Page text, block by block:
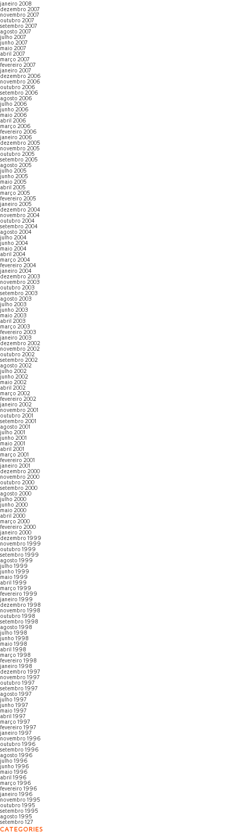
janeiro 2008
dezembro 2007
novembro 2007
outubro 2007
setembro 2007
agosto 2007
julho 2007
junho 2007
maio 2007
abril 2007
março 2007
fevereiro 2007
janeiro 2007
dezembro 2006
novembro 2006
outubro 2006
setembro 2006
agosto 2006
julho 2006
junho 2006
maio 2006
abril 2006
março 2006
fevereiro 2006
janeiro 2006
dezembro 2005
novembro 2005
outubro 2005
setembro 2005
agosto 2005
julho 2005
junho 2005
maio 2005
abril 2005
março 2005
fevereiro 2005
janeiro 2005
dezembro 2004
novembro 2004
outubro 2004
setembro 2004
agosto 2004
julho 2004
junho 2004
maio 2004
abril 2004
março 2004
fevereiro 2004
janeiro 2004
dezembro 2003
novembro 2003
outubro 2003
setembro 2003
agosto 2003
julho 2003
junho 2003
maio 2003
abril 2003
março 2003
fevereiro 2003
janeiro 2003
dezembro 2002
novembro 2002
outubro 2002
setembro 2002
agosto 2002
julho 2002
junho 2002
maio 2002
abril 2002
março 2002
fevereiro 2002
janeiro 2002
novembro 2001
outubro 2001
setembro 2001
agosto 2001
julho 2001
junho 2001
maio 2001
abril 2001
março 2001
fevereiro 2001
janeiro 2001
dezembro 2000
novembro 2000
outubro 2000
setembro 2000
agosto 2000
julho 2000
junho 2000
maio 2000
abril 2000
março 2000
fevereiro 2000
janeiro 2000
dezembro 1999
novembro 1999
outubro 1999
setembro 1999
agosto 1999
julho 1999
junho 1999
maio 1999
abril 1999
março 1999
fevereiro 1999
janeiro 1999
dezembro 1998
novembro 1998
outubro 1998
setembro 1998
agosto 1998
julho 1998
junho 1998
maio 1998
abril 1998
março 1998
fevereiro 1998
janeiro 1998
dezembro 1997
novembro 1997
outubro 1997
setembro 1997
agosto 1997
julho 1997
junho 1997
maio 1997
abril 1997
março 1997
fevereiro 1997
janeiro 1997
novembro 1996
outubro 1996
setembro 1996
agosto 1996
julho 1996
junho 1996
maio 1996
abril 1996
março 1996
fevereiro 1996
janeiro 1996
novembro 1995
outubro 1995
setembro 1995
agosto 1995
setembro 127
CATEGORIES